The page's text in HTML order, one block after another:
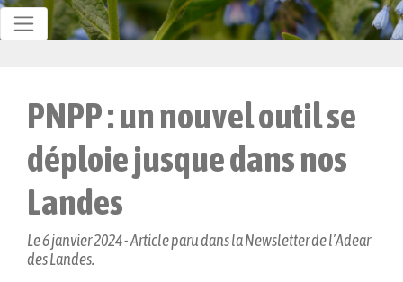
PNPP : un nouvel outil se
déploie jusque dans nos
Landes
Le 6 janvier 2024- Article paru dans la Newsletter de l’Adear
des Landes.